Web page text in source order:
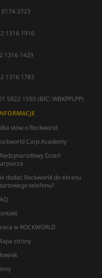
3723
1316 1916
1316 1429
1316 1783
5822 1550 (BIC: WBKPPLPP)
słów o Rockworld
Carp Academy
Dzień
dodać Rockworld do ekranu
telefonu?
w ROCKWORLD
strony